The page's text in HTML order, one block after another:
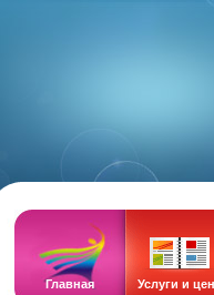
Главная Услуги и